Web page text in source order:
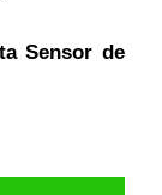
Sensor de